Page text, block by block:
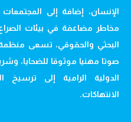
الإنسان، إضافة إلى
مخاطر مضاعفة في بيئات
البحثي والحقوقي، تسعى
صوتا مهنيا موثوقا للضحايا،
الدولية الرامية إلى ترسيخ
الانتهاكات.